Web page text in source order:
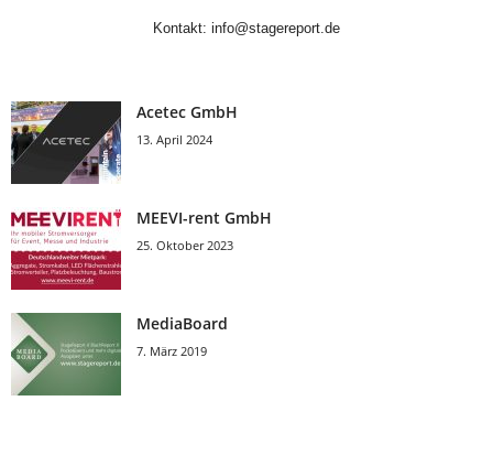
Kontakt: info@stagereport.de
Acetec GmbH
13. April 2024
MEEVI-rent GmbH
25. Oktober 2023
MediaBoard
7. März 2019